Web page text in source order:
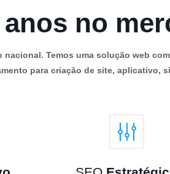
anos no
Temos uma solução web
para criação de site, aplicativo,